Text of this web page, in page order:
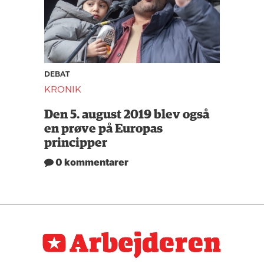
DEBAT
KRONIK
Den 5. august 2019 blev også
en prøve på Europas
principper
0 kommentarer